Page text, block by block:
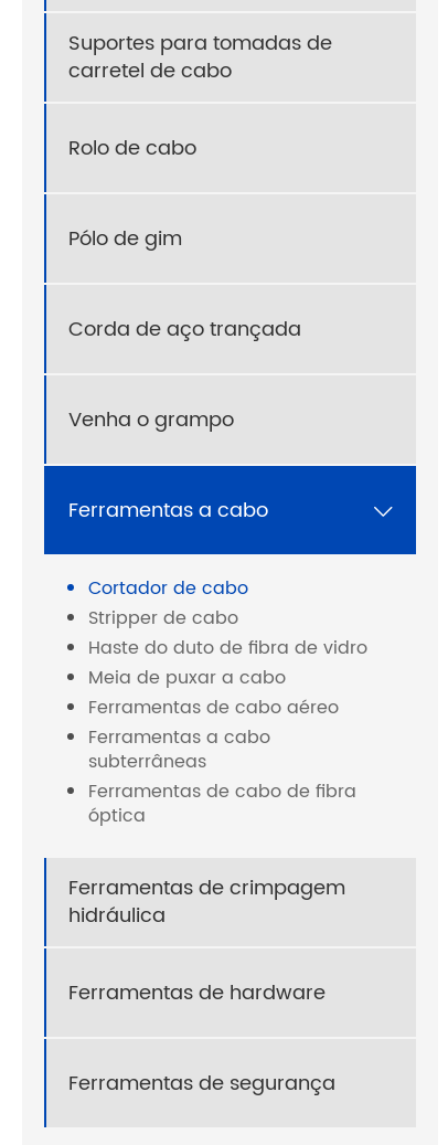
Suportes para tomadas de
carretel de cabo
Rolo de cabo
Pólo de gim
Corda de aço trançada
Venha o grampo
Ferramentas a cabo 
Cortador de cabo
Stripper de cabo
Haste do duto de fibra de vidro
Meia de puxar a cabo
Ferramentas de cabo aéreo
Ferramentas a cabo
subterrâneas
Ferramentas de cabo de fibra
óptica
Ferramentas de crimpagem
hidráulica
Ferramentas de hardware
Ferramentas de segurança